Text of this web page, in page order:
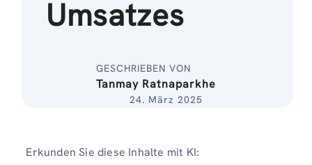
Umsatzes
GESCHRIEBEN VON
Tanmay Ratnaparkhe
24. März 2025
Erkunden Sie diese Inhalte mit KI: